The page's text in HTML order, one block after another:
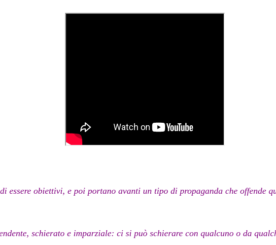
essere obiettivi, e poi portano avanti un tipo di propaganda che offende
schierato e imparziale: ci si può schierare con qualcuno o da